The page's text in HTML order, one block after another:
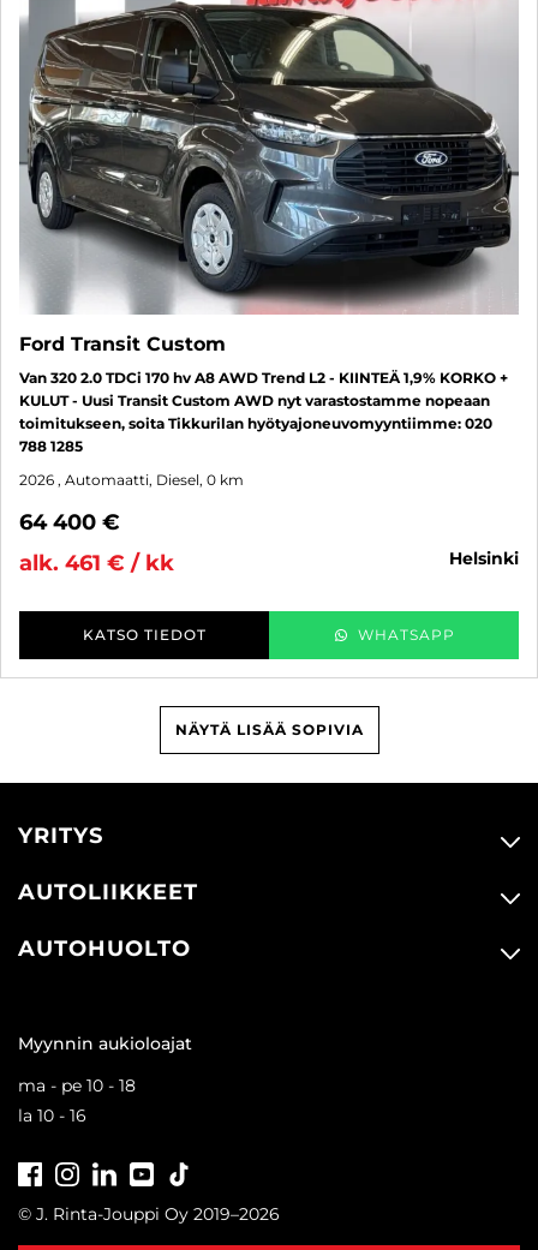
Ford Transit Custom
Van 320 2.0 TDCi 170 hv A8 AWD Trend L2 - KIINTEÄ 1,9% KORKO +
KULUT - Uusi Transit Custom AWD nyt varastostamme nopeaan
toimitukseen, soita Tikkurilan hyötyajoneuvomyyntiimme: 020
788 1285
2026 , Automaatti, Diesel, 0 km
64 400 €
alk. 461 € / kk
helsinki
KATSO TIEDOT WHATSAPP
NÄYTÄ LISÄÄ SOPIVIA
YRITYS
AUTOLIIKKEET
AUTOHUOLTO
Myynnin aukioloajat
ma - pe 10 - 18
la 10 - 16
FacebookInstagramLinkedInYoutube
© J. Rinta-Jouppi Oy 2019–2026